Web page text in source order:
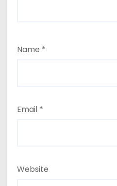
Name *
Email *
Website